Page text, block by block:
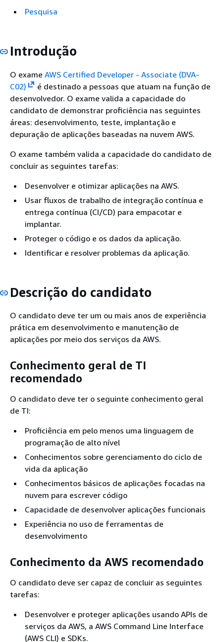
Pesquisa
Introdução
O exame AWS Certified Developer - Associate (DVA-
C02)
é destinado a pessoas que atuam na função de
desenvolvedor. O exame valida a capacidade do
candidato de demonstrar proficiência nas seguintes
áreas: desenvolvimento, teste, implantação e
depuração de aplicações baseadas na nuvem AWS.
O exame também valida a capacidade do candidato de
concluir as seguintes tarefas:
Desenvolver e otimizar aplicações na AWS.
Usar fluxos de trabalho de integração contínua e
entrega contínua (CI/CD) para empacotar e
implantar.
Proteger o código e os dados da aplicação.
Identificar e resolver problemas da aplicação.
Descrição do candidato
O candidato deve ter um ou mais anos de experiência
prática em desenvolvimento e manutenção de
aplicações por meio dos serviços da AWS.
Conhecimento geral de TI
recomendado
O candidato deve ter o seguinte conhecimento geral
de TI:
Proficiência em pelo menos uma linguagem de
programação de alto nível
Conhecimentos sobre gerenciamento do ciclo de
vida da aplicação
Conhecimentos básicos de aplicações focadas na
nuvem para escrever código
Capacidade de desenvolver aplicações funcionais
Experiência no uso de ferramentas de
desenvolvimento
Conhecimento da AWS recomendado
O candidato deve ser capaz de concluir as seguintes
tarefas:
Desenvolver e proteger aplicações usando APIs de
serviços da AWS, a AWS Command Line Interface
(AWS CLI) e SDKs.